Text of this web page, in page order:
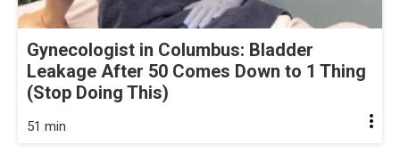
Gynecologist in Columbus: Bladder
Leakage After 50 Comes Down to 1 Thing
(Stop Doing This)
51 min